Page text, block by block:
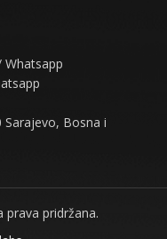
Whatsapp
Sarajevo, Bosna i
prava pridržana.